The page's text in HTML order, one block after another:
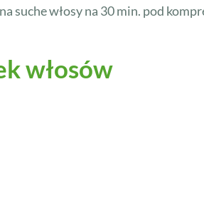
suche włosy na 30 min. pod
włosów